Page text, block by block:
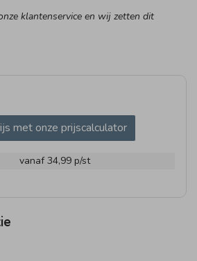
klantenservice en wij zetten dit
met onze prijscalculator
vanaf 34,99 p/st